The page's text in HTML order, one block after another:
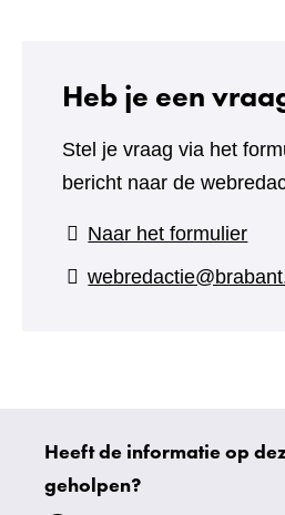
Heb je een
Stel je vraag via het
bericht naar de
Naar het formulier
naar
Uw
gegevens
Heeft de informatie op
geholpen?